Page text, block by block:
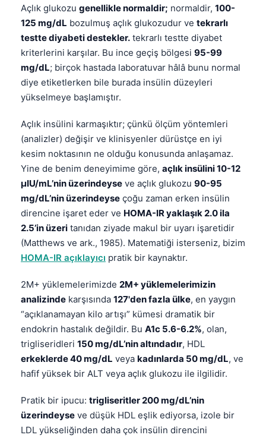
Açlık glukozu genellikle normaldir; normaldir, 100-
125 mg/dL bozulmuş açlık glukozudur ve tekrarlı
testte diyabeti destekler. tekrarlı testte diyabet
kriterlerini karşılar. Bu ince geçiş bölgesi 95-99
mg/dL; birçok hastada laboratuvar hâlâ bunu normal
diye etiketlerken bile burada insülin düzeyleri
yükselmeye başlamıştır.
Açlık insülini karmaşıktır; çünkü ölçüm yöntemleri
(analizler) değişir ve klinisyenler dürüstçe en iyi
kesim noktasının ne olduğu konusunda anlaşamaz.
Yine de benim deneyimime göre, açlık insülini 10-12
µIU/mL’nin üzerindeyse ve açlık glukozu 90-95
mg/dL’nin üzerindeyse çoğu zaman erken insülin
direncine işaret eder ve HOMA-IR yaklaşık 2.0 ila
2.5’in üzeri tanıdan ziyade makul bir uyarı işaretidir
(Matthews ve ark., 1985). Matematiği isterseniz, bizim
HOMA-IR açıklayıcı pratik bir kaynaktır.
2M+ yüklemelerimizde 2M+ yüklemelerimizin
analizinde karşısında 127'den fazla ülke, en yaygın
“açıklanamayan kilo artışı” kümesi dramatik bir
endokrin hastalık değildir. Bu A1c 5.6-6.2%, olan,
trigliseridleri 150 mg/dL’nin altındadır, HDL
erkeklerde 40 mg/dL veya kadınlarda 50 mg/dL, ve
hafif yüksek bir ALT veya açlık glukozu ile ilgilidir.
Pratik bir ipucu: trigliseritler 200 mg/dL’nin
üzerindeyse ve düşük HDL eşlik ediyorsa, izole bir
LDL yükseliğinden daha çok insülin direncini